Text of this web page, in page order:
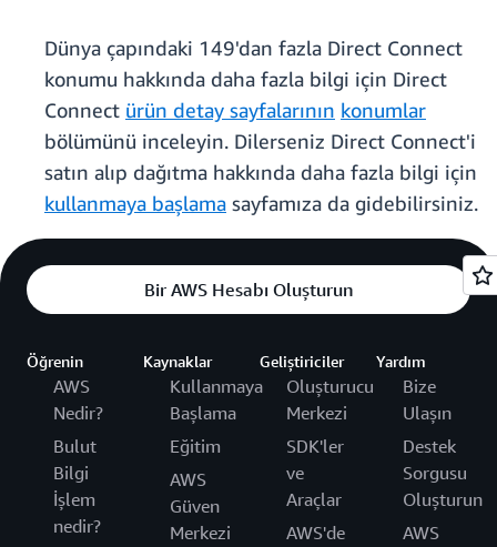
Dünya çapındaki 149'dan fazla Direct Connect
konumu hakkında daha fazla bilgi için Direct
Connect ürün detay sayfalarının konumlar
bölümünü inceleyin. Dilerseniz Direct Connect'i
satın alıp dağıtma hakkında daha fazla bilgi için
kullanmaya başlama sayfamıza da gidebilirsiniz.
Bir AWS Hesabı Oluşturun
Öğrenin
AWS
Nedir?
Bulut
Bilgi
İşlem
nedir?
Kaynaklar
Kullanmaya
Başlama
Eğitim
AWS
Güven
Merkezi
Geliştiriciler
Oluşturucu
Merkezi
SDK'ler
ve
Araçlar
AWS'de
Yardım
Bize
Ulaşın
Destek
Sorgusu
Oluşturun
AWS